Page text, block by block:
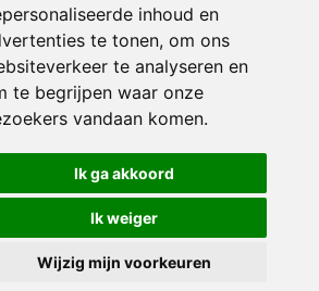
inhoud en
te tonen, om ons
te analyseren en
te begrijpen waar onze
vandaan komen.
Ik ga akkoord
Ik weiger
Wijzig mijn voorkeuren